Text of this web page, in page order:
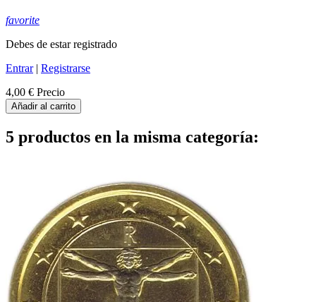
favorite
Debes de estar registrado
Entrar| Registrarse
4,00 € Precio
Añadir al carrito
5 productos en la misma categoría: